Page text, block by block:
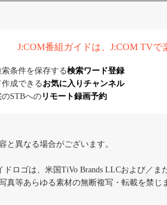
J:COM番組ガイドは、J:COM TVで
条件を保存する検索ワード登録
成できる お気に入りチャンネル
STBへの リモート録画予約
と異なる場合がございます。
ロゴは、米国TiVo Brands LLCおよび／
真等あらゆる素材の無断複写・転載を禁じ